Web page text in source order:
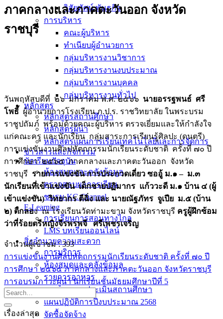
วิสัยทัศน์ พันธกิจ
การบริหาร
คณะผู้บริหาร
ทำเนียบผู้อำนวยการ
กลุ่มบริหารงานวิชาการ
กลุ่มบริหารงานงบประมาณ
กลุ่มบริหารงานบุคคล
กลุ่มบริหารงานทั่วไป
หลักสูตร
หลักสูตรสถานศึกษา
หลักสูตรผู้นำ
หลักสูตรแผนการเรียนเทคโนโลยีและการจัดการ
ข่าวสารและกิจกรรม
นักเรียนปัจจุบัน
ห้องสมุดและคลังข้อมูล
ตรวจสอบผลการเรียน
ชมรม KC Channel
E-Learning
การเรียนการสอนทางไกล
LMS บทเรียนออนไลน์
สิ่งอำนวยความสะดวก
การบริการ
ห้องสมุดและคลังข้อมูล
รายการอาหาร
รายงานการประเมินสถานศึกษา
แผนปฏิบัติการปีงบประมาณ 2568
จัดซื้อจัดจ้าง
ภาคกลางและภาคตะวันออก จังหวัด
ราชบุรี
วันพฤหัสบดีที่ ๒๖ มกราคม พ.ศ. ๒๕๖๖ นายอรรฐพนธ์ ศรี
โพธิ์ ผู้อำนวยการโรงเรียน ภ.ป.ร. ราชวิทยาลัย ในพระบรม
ราชูปถัมภ์ พร้อมด้วยคณะผู้บริหาร ตรวจเยี่ยมและให้กำลังใจ
แก่คณะครู และนักเรียน กลุ่มสาระการเรียนรู้ศิลปะ (ดนตรี)
การแข่งขันงานศิลปหัตถกรรมนักเรียนระดับชาติ ครั้งที่ ๗๐ ปี
การศึกษา ๒๕๖๕ ภาคกลางและภาคตะวันออก จังหวัด
ราชบุรี รายการแข่งขัน การประกวดเดี่ยว ซออู้ ม.๑ – ม.๓
นักเรียนที่เข้าแข่งขัน เด็กชายปฏิมากร แก้ววะดี ม.๑ บ้าน ๔ (ผู้
เข้าแข่งขัน) วิทยากร ตีฉิ่ง และ นายณัฐภัทร จูเปีย ม.๕ (บ้าน
๒) ตีกลอง ณ โรงเรียนวัดท่ามะขาม จังหวัดราชบุรี ครูผู้ฝึกซ้อม
ว่าที่ร้อยตรีหญิงจีรพรพจี ศรีเพชรเจริญ
จำนวนผู้เข้าชม :393
การแข่งขันงานศิลปหัตถกรรมนักเรียนระดับชาติ ครั้งที่ ๗๐ ปี
การศึกษา ๒๕๖๕ ภาคกลางและภาคตะวันออก จังหวัดราชบุรี
การอบรมภาวะผู้นำ นักเรียนชั้นมัธยมศึกษาปีที่ 5
เรื่องล่าสุด